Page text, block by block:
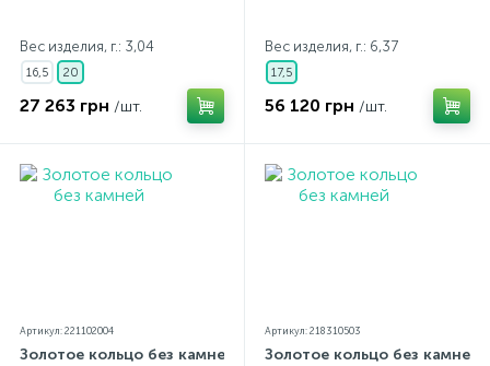
Вес изделия, г.: 3,04
16,5 20
27 263 грн /шт.
Вес изделия, г.: 6,37
17,5
56 120 грн /шт.
Артикул: 221102004
Золотое кольцо без камней
Артикул: 218310503
Золотое кольцо без камней